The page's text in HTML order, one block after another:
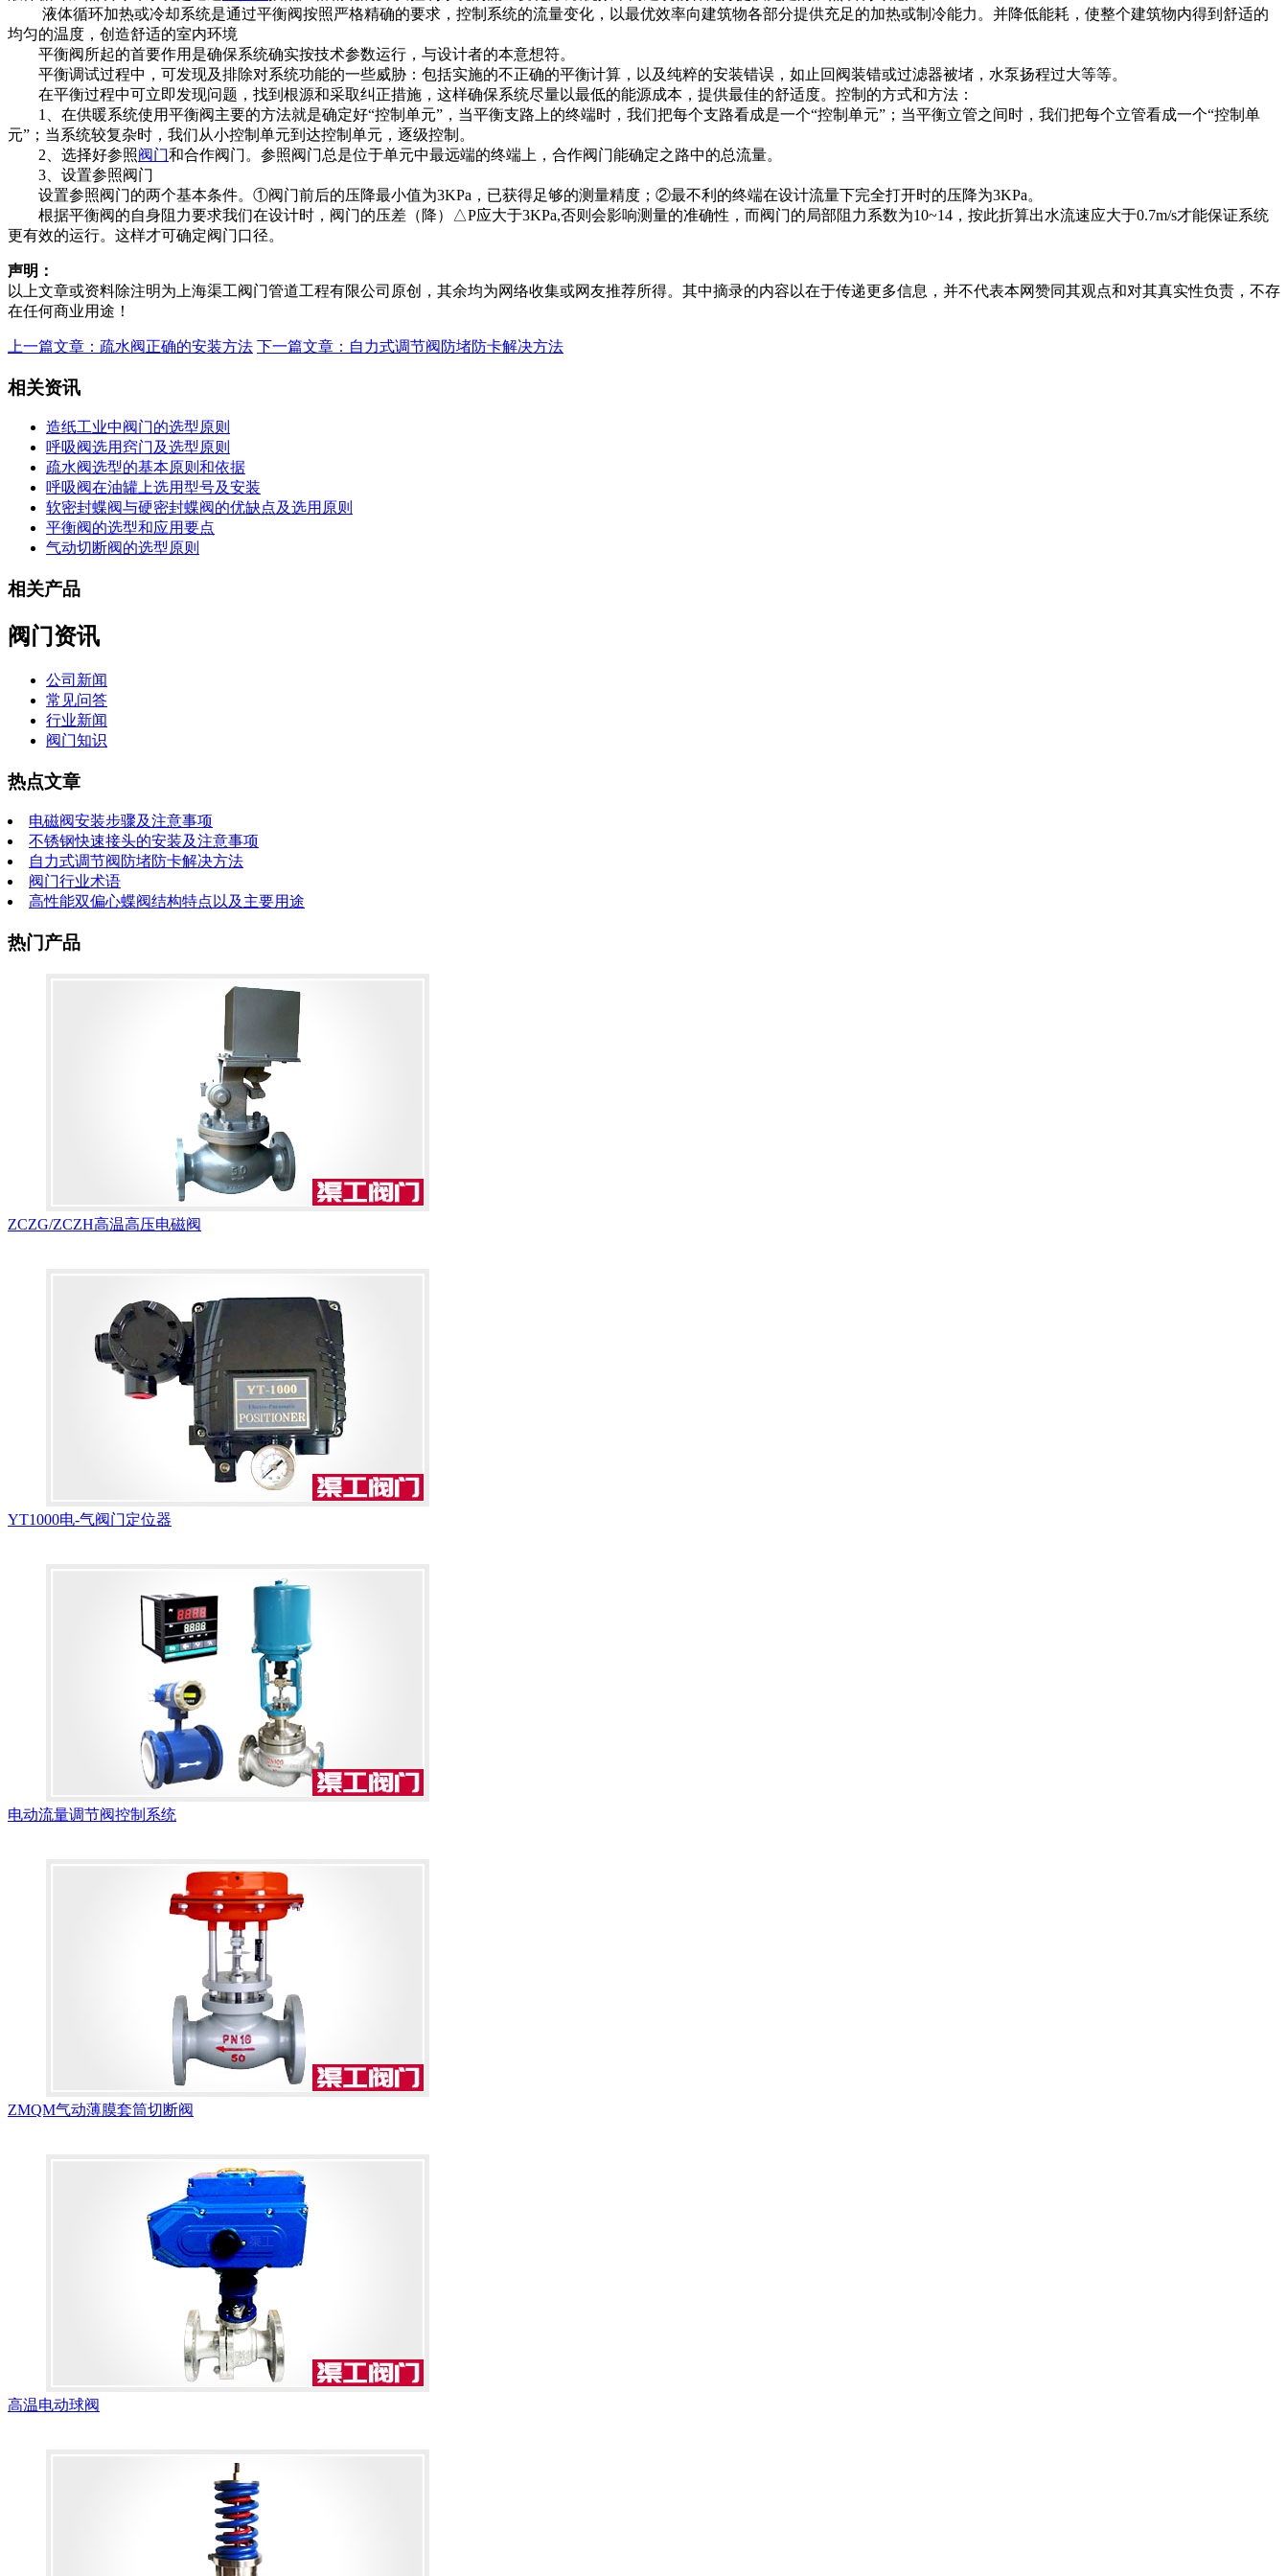
液体循环加热或冷却系统是通过平衡阀按照严格精确的要求，控制系统的流量变化，以最优效率向建筑物各部分提供充足的加热或制冷能力。并降低能耗，使整个建筑物内得到舒适的
均匀的温度，创造舒适的室内环境
平衡阀所起的首要作用是确保系统确实按技术参数运行，与设计者的本意想符。
平衡调试过程中，可发现及排除对系统功能的一些威胁：包括实施的不正确的平衡计算，以及纯粹的安装错误，如止回阀装错或过滤器被堵，水泵扬程过大等等。
在平衡过程中可立即发现问题，找到根源和采取纠正措施，这样确保系统尽量以最低的能源成本，提供最佳的舒适度。控制的方式和方法：
1、在供暖系统使用平衡阀主要的方法就是确定好“控制单元”，当平衡支路上的终端时，我们把每个支路看成是一个“控制单元”；当平衡立管之间时，我们把每个立管看成一个“控制单
元”；当系统较复杂时，我们从小控制单元到达控制单元，逐级控制。
2、选择好参照阀门和合作阀门。参照阀门总是位于单元中最远端的终端上，合作阀门能确定之路中的总流量。
3、设置参照阀门
设置参照阀门的两个基本条件。①阀门前后的压降最小值为3KPa，已获得足够的测量精度；②最不利的终端在设计流量下完全打开时的压降为3KPa。
根据平衡阀的自身阻力要求我们在设计时，阀门的压差（降）△P应大于3KPa,否则会影响测量的准确性，而阀门的局部阻力系数为10~14，按此折算出水流速应大于0.7m/s才能保证系统
更有效的运行。这样才可确定阀门口径。
声明：
以上文章或资料除注明为上海渠工阀门管道工程有限公司原创，其余均为网络收集或网友推荐所得。其中摘录的内容以在于传递更多信息，并不代表本网赞同其观点和对其真实性负责，不存
在任何商业用途！
上一篇文章：疏水阀正确的安装方法 下一篇文章：自力式调节阀防堵防卡解决方法
相关资讯
造纸工业中阀门的选型原则
呼吸阀选用窍门及选型原则
疏水阀选型的基本原则和依据
呼吸阀在油罐上选用型号及安装
软密封蝶阀与硬密封蝶阀的优缺点及选用原则
平衡阀的选型和应用要点
气动切断阀的选型原则
相关产品
阀门资讯
公司新闻
常见问答
行业新闻
阀门知识
热点文章
电磁阀安装步骤及注意事项
不锈钢快速接头的安装及注意事项
自力式调节阀防堵防卡解决方法
阀门行业术语
高性能双偏心蝶阀结构特点以及主要用途
热门产品
ZCZG/ZCZH高温高压电磁阀
YT1000电-气阀门定位器
电动流量调节阀控制系统
ZMQM气动薄膜套筒切断阀
高温电动球阀